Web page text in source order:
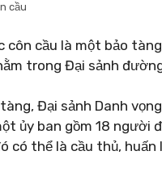
cầu
côn cầu là một bảo
trong Đại sảnh
Đại sảnh Danh
ủy ban gồm 18 người
có thể là cầu thủ,